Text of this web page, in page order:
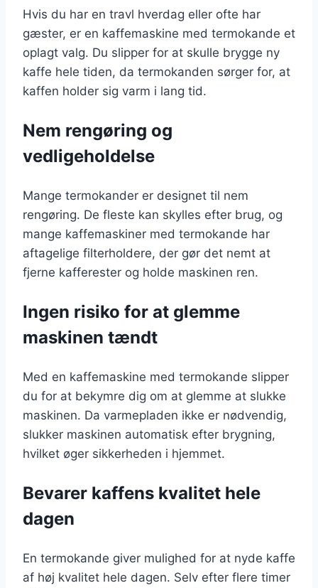
Hvis du har en travl hverdag eller ofte har
gæster, er en kaffemaskine med termokande et
oplagt valg. Du slipper for at skulle brygge ny
kaffe hele tiden, da termokanden sørger for, at
kaffen holder sig varm i lang tid.
Nem rengøring og
vedligeholdelse
Mange termokander er designet til nem
rengøring. De fleste kan skylles efter brug, og
mange kaffemaskiner med termokande har
aftagelige filterholdere, der gør det nemt at
fjerne kafferester og holde maskinen ren.
Ingen risiko for at glemme
maskinen tændt
Med en kaffemaskine med termokande slipper
du for at bekymre dig om at glemme at slukke
maskinen. Da varmepladen ikke er nødvendig,
slukker maskinen automatisk efter brygning,
hvilket øger sikkerheden i hjemmet.
Bevarer kaffens kvalitet hele
dagen
En termokande giver mulighed for at nyde kaffe
af høj kvalitet hele dagen. Selv efter flere timer